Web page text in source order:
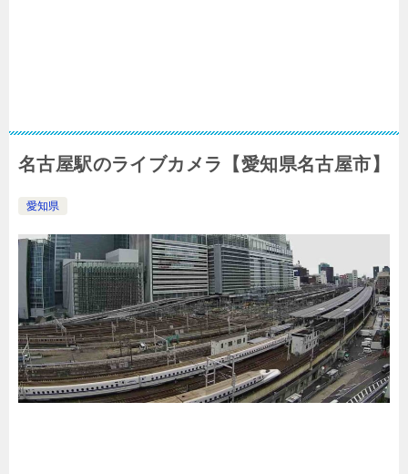
名古屋駅のライブカメラ【愛知県名古屋市】
愛知県